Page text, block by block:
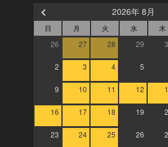
2026年 8月
日 月 火 水 木
26 27 28 29
2 3 4 5
9 10 11 12
16 17 18 19
23 24 25 26